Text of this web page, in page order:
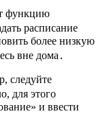
функцию
расписание
более низкую
вне дома․
следуйте
для этого
и ввести